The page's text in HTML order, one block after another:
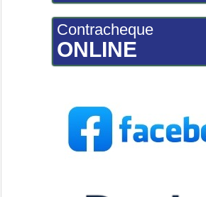
Contracheque
ONLINE